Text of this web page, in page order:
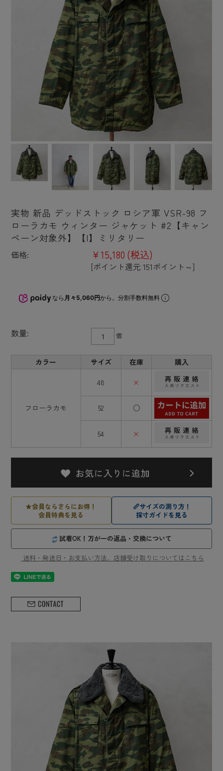
実物 新品 デッドストック ロシア軍 VSR-98 フ
ローラカモ ウィンター ジャケット #2【キャン
ペーン対象外】【I】ミリタリー
価格: ¥15,180 (税込)
[ポイント還元 151ポイント～]
なら 月々5,060円から。分割手数料無料
数量: 個
カラー サイズ 在庫 購入
フローラカモ
48 ×
52 ○
54 ×
★会員ならさらにお得！
会員特典を見る
📏サイズの測り方！
採寸ガイドを見る
試着OK！万が一の返品・交換について
送料・発送日・お支払い方法、店舗受け取りについてはこちら